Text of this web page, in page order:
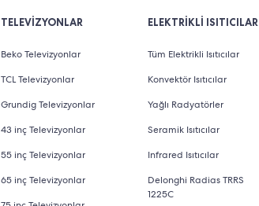
TELEVİZYONLAR
Beko Televizyonlar
TCL Televizyonlar
Grundig Televizyonlar
43 inç Televizyonlar
55 inç Televizyonlar
65 inç Televizyonlar
ELEKTRİKLİ ISITICILAR
Tüm Elektrikli Isıtıcılar
Konvektör Isıtıcılar
Yağlı Radyatörler
Seramik Isıtıcılar
Infrared Isıtıcılar
Delonghi Radias TRRS
1225C